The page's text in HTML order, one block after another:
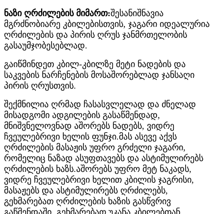
ნაზი ღრძილების მიმართ:შესანიშნავია
მგრძნობიარე კბილებისთვის, ჯაგარი იდეალურია
ღრძილების და პირის ღრუს ჯანმრთელობის
გასაუმჯობესებლად.
გაიწმინდეთ კბილ-კბილზე მეტი ნადების და
საკვების ნარჩენების მოსაშორებლად ჯანსაღი
პირის ღრუსთვის.
შექმნილია ღრმად ჩასასვლელად და ძნელად
მისადგომი ადგილების გასაწმენდად,
მნიშვნელოვნად აშორებს ნადებს, ვიდრე
ჩვეულებრივი ხელის ფუნჯი.მას ასევე აქვს
ღრძილების მასაჟის უფრო გრძელი ჯაგარი,
რომელიც ნაზად ასუფთავებს და ასტიმულირებს
ღრძილების ხაზს.აშორებს უფრო მეტ ნაკადს,
ვიდრე ჩვეულებრივი ხელით კბილის ჯაგრისი,
მასაჟებს და ასტიმულირებს ღრძილებს,
გეხმარებათ ღრძილების ხაზის გასწვრივ
გაწმენდაში, გეხმარებათ უკანა კბილებთან